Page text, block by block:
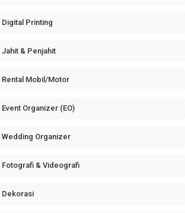
Printing
& Penjahit
Mobil/Motor
Organizer (EO)
Organizer
& Videografi
Dekorasi